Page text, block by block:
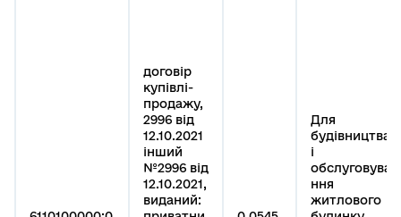
договір
купівлі-
продажу,
2996 від
12.10.2021
інший
№2996 від
12.10.2021,
виданий:
Для
будівництва
і
обслуговува
ння
житлового